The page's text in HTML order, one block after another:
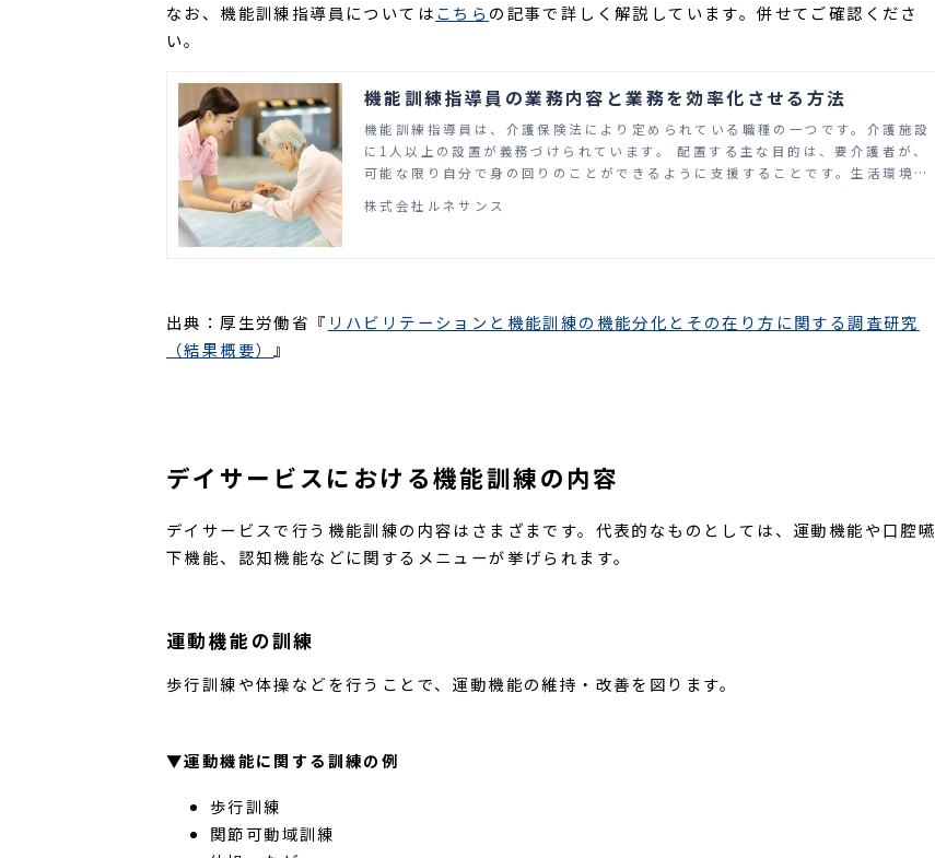
なお、機能訓練指導員についてはこちらの記事で詳しく解説しています。併せてご確認くださ
い。
機能訓練指導員の業務内容と業務を効率化させる方法
機能訓練指導員は、介護保険法により定められている職種の一つです。介護施設
に1人以上の設置が義務づけられています。 配置する主な目的は、要介護者が、
可能な限り自分で身の回りのことができるように支援することです。生活環境や
リ）を行います。 そのほか、機能訓練指導計画書の作成や、利用者とそのご家族
者の方もいるのではないでしょうか。 この記事では、機能訓練指導員の業務内容
株式会社ルネサンス
出典：厚生労働省『 リハビリテーションと機能訓練の機能分化とその在り方に関する調査研究
（結果概要）
』
デイサービスにおける機能訓練の内容
デイサービスで行う機能訓練の内容はさまざまです。代表的なものとしては、運動機能や口腔嚥
下機能、認知機能などに関するメニューが挙げられます。
運動機能の訓練
歩行訓練や体操などを行うことで、運動機能の維持・改善を図ります。
▼運動機能に関する訓練の例
歩行訓練
関節可動域訓練